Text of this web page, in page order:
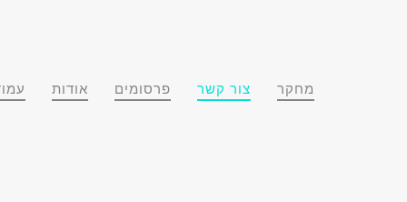
אודות פרסומים צור קשר מחקר